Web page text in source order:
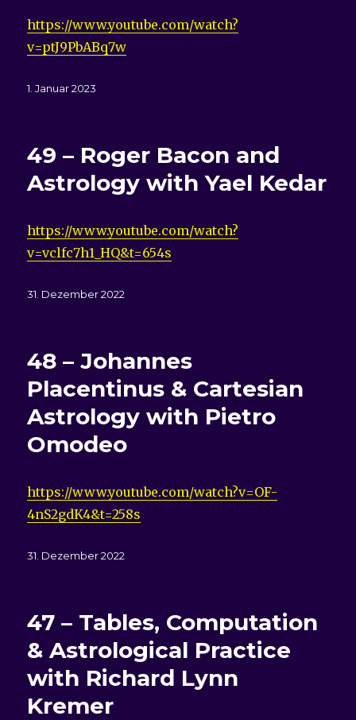
https://www.youtube.com/watch?
v=ptJ9PbABq7w
Veröffentlicht
1. Januar 2023
49 – Roger Bacon and
Astrology with Yael Kedar
https://www.youtube.com/watch?
v=vclfc7h1_HQ&t=654s
Veröffentlicht
31. Dezember 2022
48 – Johannes
Placentinus & Cartesian
Astrology with Pietro
Omodeo
https://www.youtube.com/watch?v=OF-
4nS2gdK4&t=258s
Veröffentlicht
31. Dezember 2022
47 – Tables, Computation
& Astrological Practice
with Richard Lynn
Kremer